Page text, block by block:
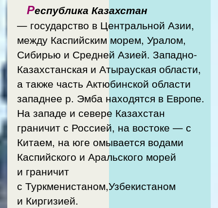
Республика Казахстан
— государство в Центральной Азии,
между Каспийским морем, Уралом,
Сибирью и Средней Азией. Западно-
Казахстанская и Атырауская области,
а также часть Актюбинской области
западнее р. Эмба находятся в Европе.
На западе и севере Казахстан
граничит с Россией, на востоке — с
Китаем, на юге омывается водами
Каспийского и Аральского морей
и граничит
с Туркменистаном,Узбекистаном
и Киргизией.